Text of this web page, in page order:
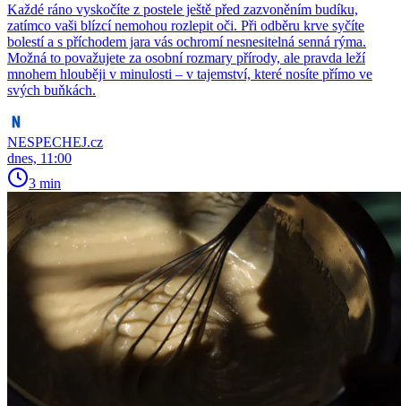
Každé ráno vyskočíte z postele ještě před zazvoněním budíku,
zatímco vaši blízcí nemohou rozlepit oči. Při odběru krve syčíte
bolestí a s příchodem jara vás ochromí nesnesitelná senná rýma.
Možná to považujete za osobní rozmary přírody, ale pravda leží
mnohem hlouběji v minulosti – v tajemství, které nosíte přímo ve
svých buňkách.
NESPECHEJ.cz
dnes, 11:00
3 min